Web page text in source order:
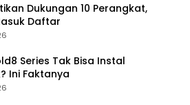
Dukungan 10 Perangkat,
Daftar
Series Tak Bisa Instal
Ini Faktanya